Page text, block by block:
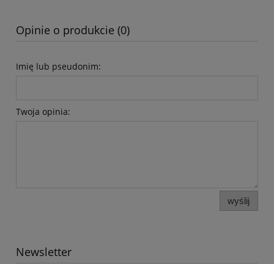
Opinie o produkcie (0)
Imię lub pseudonim:
Twoja opinia:
wyślij
Newsletter